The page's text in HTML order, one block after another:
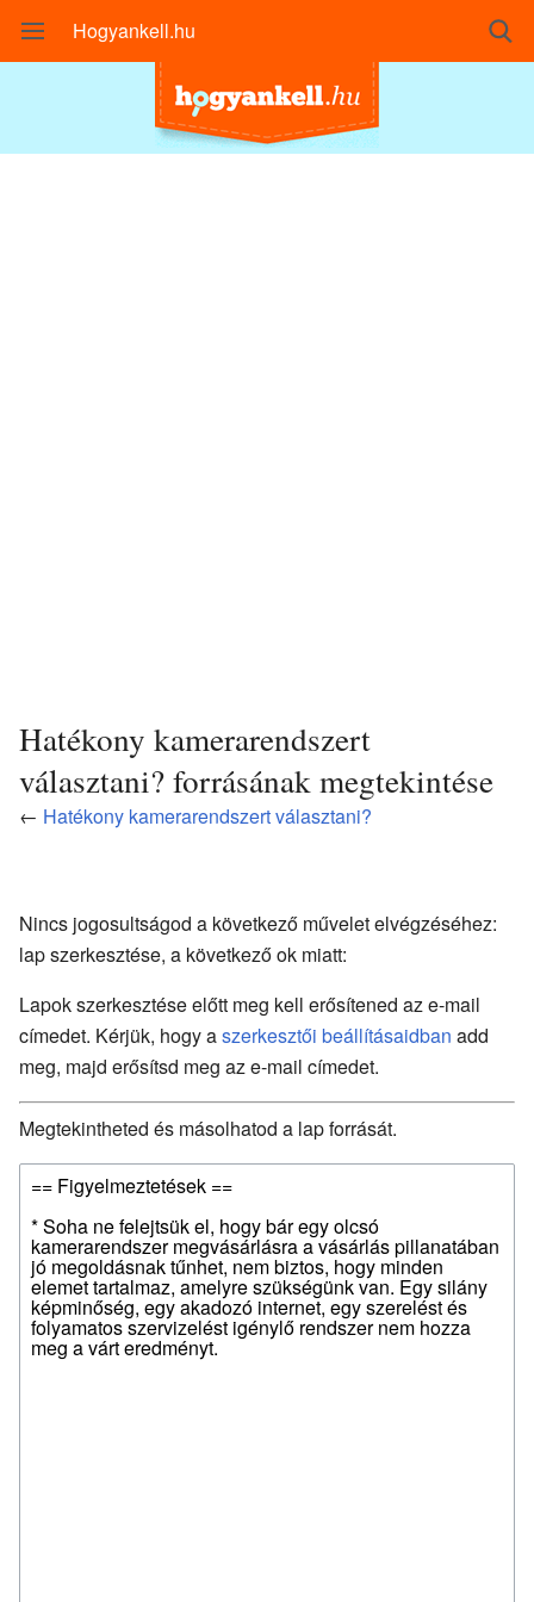
Hogyankell.hu
Hatékony kamerarendszert
választani? forrásának megtekintése
← Hatékony kamerarendszert választani?
Nincs jogosultságod a következő művelet elvégzéséhez:
lap szerkesztése, a következő ok miatt:
Lapok szerkesztése előtt meg kell erősítened az e-mail
címedet. Kérjük, hogy aszerkesztői beállításaidban add
meg, majd erősítsd meg az e-mail címedet.
Megtekintheted és másolhatod a lap forrását.